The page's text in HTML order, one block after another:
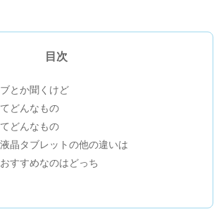
目次
とか聞くけど
どんなもの
どんなもの
晶タブレットの他の違いは
すすめなのはどっち